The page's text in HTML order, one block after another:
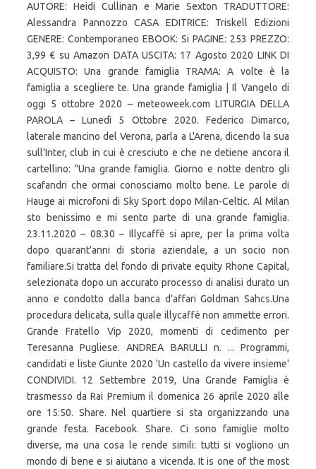
AUTORE: Heidi Cullinan e Marie Sexton TRADUTTORE:
Alessandra Pannozzo CASA EDITRICE: Triskell Edizioni
GENERE: Contemporaneo EBOOK: Si PAGINE: 253 PREZZO:
3,99 € su Amazon DATA USCITA: 17 Agosto 2020 LINK DI
ACQUISTO: Una grande famiglia TRAMA: A volte è la
famiglia a scegliere te. Una grande famiglia | Il Vangelo di
oggi 5 ottobre 2020 – meteoweek.com LITURGIA DELLA
PAROLA – Lunedì 5 Ottobre 2020. Federico Dimarco,
laterale mancino del Verona, parla a L'Arena, dicendo la sua
sull'Inter, club in cui è cresciuto e che ne detiene ancora il
cartellino: "Una grande famiglia. Giorno e notte dentro gli
scafandri che ormai conosciamo molto bene. Le parole di
Hauge ai microfoni di Sky Sport dopo Milan-Celtic. Al Milan
sto benissimo e mi sento parte di una grande famiglia.
23.11.2020 – 08.30 – Illycaffè si apre, per la prima volta
dopo quarant’anni di storia aziendale, a un socio non
familiare.Si tratta del fondo di private equity Rhone Capital,
selezionata dopo un accurato processo di analisi durato un
anno e condotto dalla banca d’affari Goldman Sahcs.Una
procedura delicata, sulla quale illycaffè non ammette errori.
Grande Fratello Vip 2020, momenti di cedimento per
Teresanna Pugliese. ANDREA BARULLI n. ... Programmi,
candidati e liste Giunte 2020 'Un castello da vivere insieme'
CONDIVIDI. 12 Settembre 2019, Una Grande Famiglia è
trasmesso da Rai Premium il domenica 26 aprile 2020 alle
ore 15:50. Share. Nel quartiere si sta organizzando una
grande festa. Facebook. Share. Ci sono famiglie molto
diverse, ma una cosa le rende simili: tutti si vogliono un
mondo di bene e si aiutano a vicenda. It is one of the most